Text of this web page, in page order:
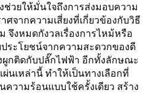
วยให้มั่นใจถึงการส่งมอบความ
ศจากความเสี่ยงที่เกี่ยวข้องกับวิธี
จึงหมดกังวลเรื่องการไหม้หรือ
ระโยชน์จากความสะดวกของดี
ผูกติดกับปลั๊กไฟฟ้า อีกทั้งลักษณะ
นเหล่านี้ ทำให้เป็นทางเลือกที่
วามร้อนแบบใช้ครั้งเดียว สร้าง